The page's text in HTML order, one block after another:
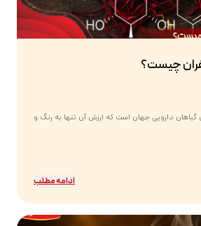
چیست؟
گیاهان دارویی جهان است که ارزش آن تنها به رنگ و
ادامه مطلب